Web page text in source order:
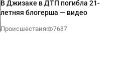
В Джизаке в ДТП погибла 21-
летняя блогерша — видео
Происшествия 7687